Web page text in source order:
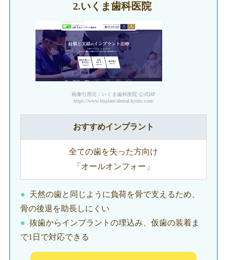
2.いくま歯科医院
画像引用元：いくま歯科医院 公式HP
https://www.implant-dental-kyoto.com/
おすすめインプラント
全ての歯を失った方向け
「オールオンフォー」
天然の歯と同じように負荷を骨で支えるため、
骨の後退を助長しにくい
抜歯からインプラントの埋込み、仮歯の装着ま
で1日で対応できる